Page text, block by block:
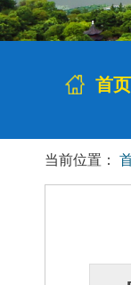
首页
当前位置：